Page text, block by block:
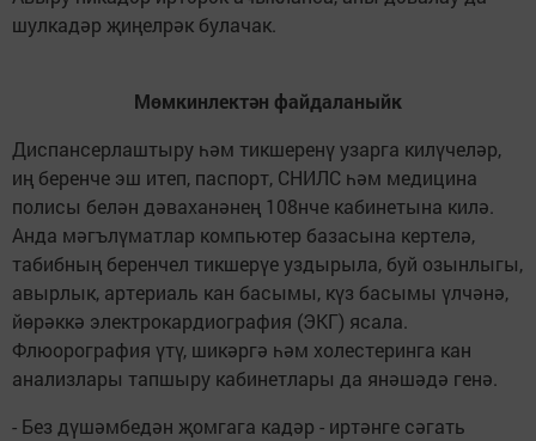
шулкадәр җиңелрәк булачак.
Мөмкинлектән файдаланыйк
Диспансерлаштыру һәм тикшеренү узарга килүчеләр,
иң беренче эш итеп, паспорт, СНИЛС һәм медицина
полисы белән дәваханәнең 108нче кабинетына килә.
Анда мәгълүматлар компьютер базасына кертелә,
табибның беренчел тикшерүе уздырыла, буй озынлыгы,
авырлык, артериаль кан басымы, күз басымы үлчәнә,
йөрәккә электрокардиография (ЭКГ) ясала.
Флюорография үтү, шикәргә һәм холестеринга кан
анализлары тапшыру кабинетлары да янәшәдә генә.
- Без дүшәмбедән җомгага кадәр - иртәнге сәгать